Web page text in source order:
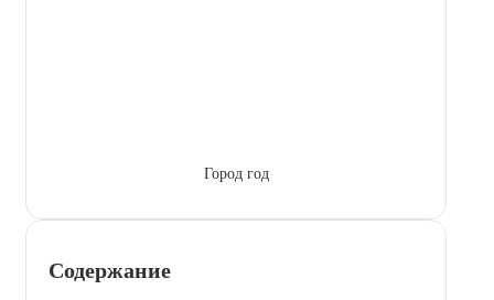
Город год
Содержание